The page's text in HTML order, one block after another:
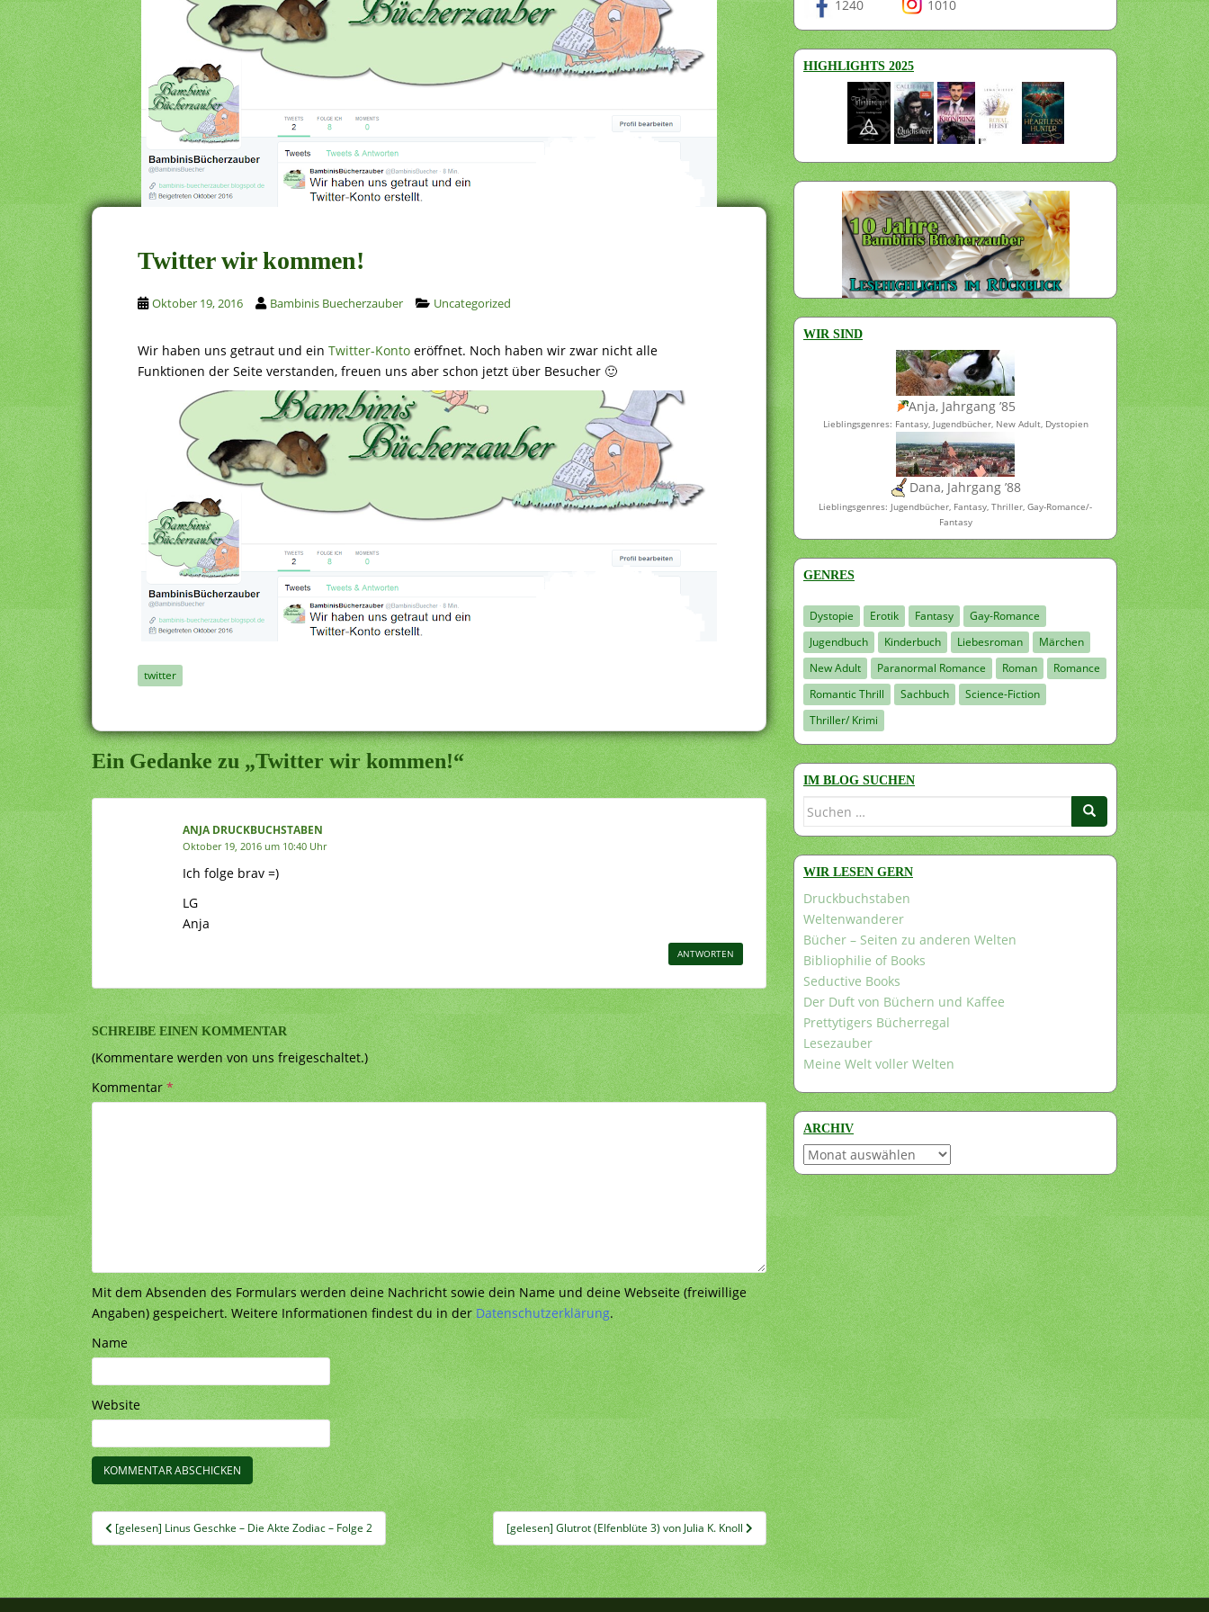
Twitter wir kommen!
Oktober 19, 2016 Bambinis Buecherzauber Uncategorized
Wir haben uns getraut und ein Twitter-Konto eröffnet. Noch haben wir zwar nicht alle
Funktionen der Seite verstanden, freuen uns aber schon jetzt über Besucher 🙂
twitter
Ein Gedanke zu „Twitter wir kommen!“
ANJA DRUCKBUCHSTABEN
Oktober 19, 2016 um 10:40 Uhr
Ich folge brav =)
LG
Anja
ANTWORTEN
SCHREIBE EINEN KOMMENTAR
(Kommentare werden von uns freigeschaltet.)
Kommentar*
Mit dem Absenden des Formulars werden deine Nachricht sowie dein Name und deine Webseite (freiwillige
Angaben) gespeichert. Weitere Informationen findest du in derDatenschutzerklärung.
Name
Website
Beitragsnavigation
[gelesen] Linus Geschke – Die Akte Zodiac – Folge 2 [gelesen] Glutrot (Elfenblüte 3) von Julia K. Knoll
1240 1010
HIGHLIGHTS 2025
WIR SIND
Anja, Jahrgang ’85
Lieblingsgenres: Fantasy, Jugendbücher, New Adult, Dystopien
Dana, Jahrgang ’88
Lieblingsgenres: Jugendbücher, Fantasy, Thriller, Gay-Romance/-
Fantasy
GENRES
Dystopie Erotik Fantasy
Gay-Romance
Jugendbuch
Kinderbuch Liebesroman
Märchen
New Adult
Paranormal Romance Roman
Romance
Romantic Thrill
Sachbuch
Science-Fiction
Thriller/ Krimi
IM BLOG SUCHEN
Suchen
WIR LESEN GERN
Druckbuchstaben
Weltenwanderer
Bücher – Seiten zu anderen Welten
Bibliophilie of Books
Seductive Books
Der Duft von Büchern und Kaffee
Prettytigers Bücherregal
Lesezauber
Meine Welt voller Welten
ARCHIV
Archiv